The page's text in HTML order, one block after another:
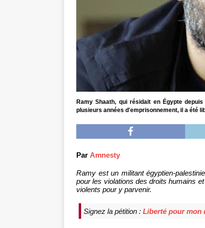
Ramy Shaath, qui résidait en Égypte
plusieurs années d'emprisonnement, il a été
Par Amnesty
Ramy est un militant égyptien-
pour les violations des droits humains
violents pour y parvenir.
Signez la pétition : Liberté pour mon